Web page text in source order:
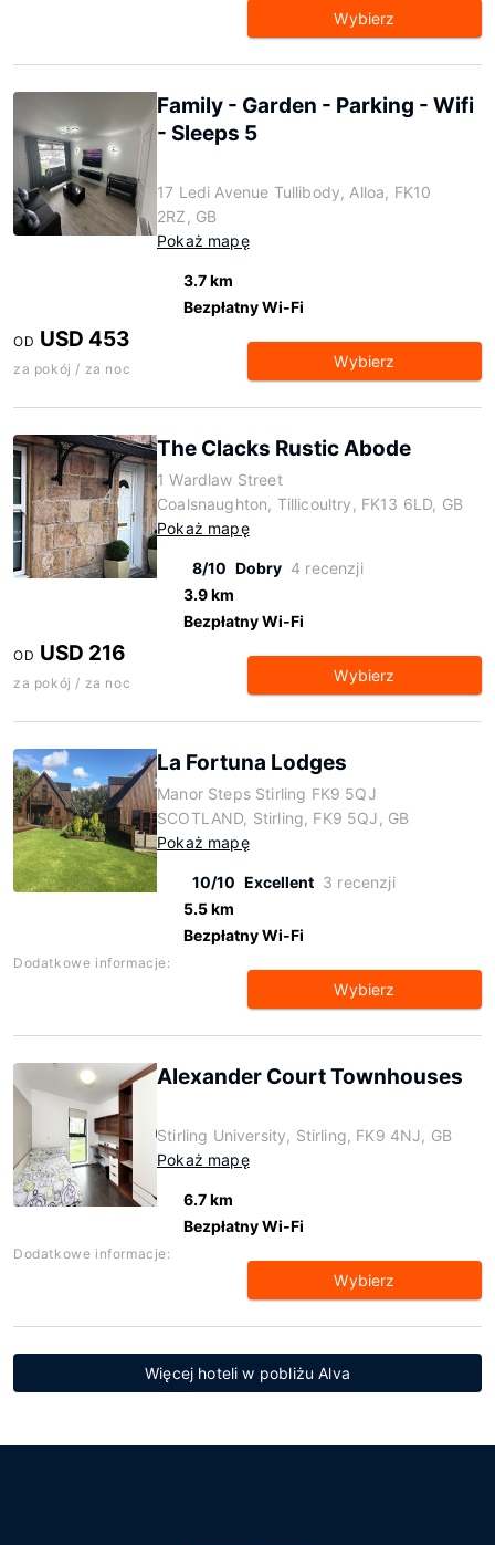
Wybierz
Family - Garden - Parking - Wifi
- Sleeps 5
17 Ledi Avenue Tullibody, Alloa, FK10
2RZ, GB
Pokaż mapę
3.7 km
Bezpłatny Wi-Fi
OD USD 453
za pokój / za noc Wybierz
The Clacks Rustic Abode
1 Wardlaw Street
Coalsnaughton, Tillicoultry, FK13 6LD, GB
Pokaż mapę
8/10 Dobry 4 recenzji
3.9 km
Bezpłatny Wi-Fi
OD USD 216
za pokój / za noc Wybierz
La Fortuna Lodges
Manor Steps Stirling FK9 5QJ
SCOTLAND, Stirling, FK9 5QJ, GB
Pokaż mapę
10/10 Excellent 3 recenzji
5.5 km
Bezpłatny Wi-Fi
Dodatkowe informacje:
Wybierz
Alexander Court Townhouses
Stirling University, Stirling, FK9 4NJ, GB
Pokaż mapę
6.7 km
Bezpłatny Wi-Fi
Dodatkowe informacje:
Wybierz
Więcej hoteli w pobliżu Alva